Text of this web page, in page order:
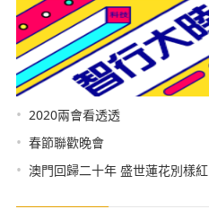
• 2020兩會看透透
• 春節聯歡晚會
• 澳門回歸二十年 盛世蓮花別樣紅